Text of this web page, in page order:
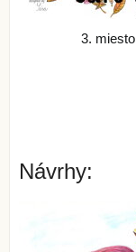
3. miesto
Návrhy: